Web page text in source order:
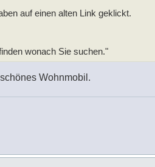
auf einen alten Link geklickt.
wonach Sie suchen."
Wohnmobil.